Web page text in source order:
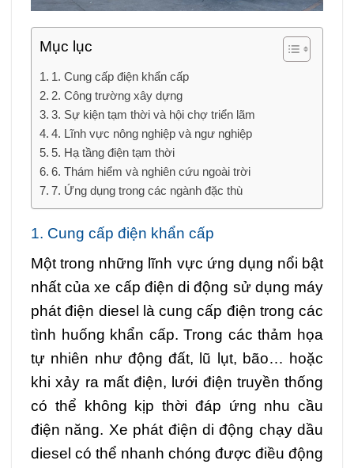
Mục lục
1. Cung cấp điện khẩn cấp
2. Công trường xây dựng
3. Sự kiện tạm thời và hội chợ triển lãm
4. Lĩnh vực nông nghiệp và ngư nghiệp
5. Hạ tầng điện tạm thời
6. Thám hiểm và nghiên cứu ngoài trời
7. Ứng dụng trong các ngành đặc thù
1. Cung cấp điện khẩn cấp
Một trong những lĩnh vực ứng dụng nổi bật
nhất của xe cấp điện di động sử dụng máy
phát điện diesel là cung cấp điện trong các
tình huống khẩn cấp. Trong các thảm họa
tự nhiên như động đất, lũ lụt, bão… hoặc
khi xảy ra mất điện, lưới điện truyền thống
có thể không kịp thời đáp ứng nhu cầu
điện năng. Xe phát điện di động chạy dầu
diesel có thể nhanh chóng được điều động